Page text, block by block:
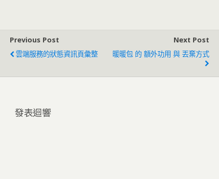
Previous Post
雲端服務的狀態資訊頁彙整
Next Post
暖暖包 的 額外功用 與 丟棄方式
發表迴響